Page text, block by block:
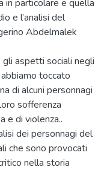
in particolare e quella
e l’analisi del
Abdelmalek
aspetti sociali negli
toccato
di alcuni personnagi
sofferenza
e di violenza..
dei personnagi del
che sono provocati
nella storia